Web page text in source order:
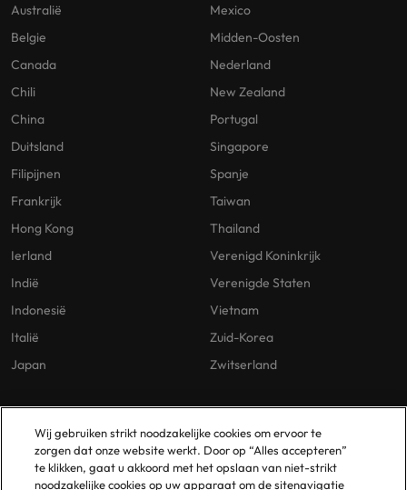
Australië
Belgie
Canada
Chili
China
Duitsland
Filipijnen
Frankrijk
Hong Kong
Ierland
Indië
Indonesië
Italië
Japan
Mexico
Midden-Oosten
Nederland
New Zealand
Portugal
Singapore
Spanje
Taiwan
Thailand
Verenigd Koninkrijk
Verenigde Staten
Vietnam
Zuid-Korea
Zwitserland
Our Policies
Privacybeleid
Vestigingen
Amsterdam
Wij gebruiken strikt noodzakelijke cookies om ervoor te
zorgen dat onze website werkt. Door op “Alles accepteren”
te klikken, gaat u akkoord met het opslaan van niet-strikt
noodzakelijke cookies op uw apparaat om de sitenavigatie